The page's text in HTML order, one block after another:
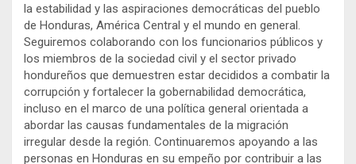
la estabilidad y las aspiraciones democráticas del pueblo
de Honduras, América Central y el mundo en general.
Seguiremos colaborando con los funcionarios públicos y
los miembros de la sociedad civil y el sector privado
hondureños que demuestren estar decididos a combatir la
corrupción y fortalecer la gobernabilidad democrática,
incluso en el marco de una política general orientada a
abordar las causas fundamentales de la migración
irregular desde la región. Continuaremos apoyando a las
personas en Honduras en su empeño por contribuir a las